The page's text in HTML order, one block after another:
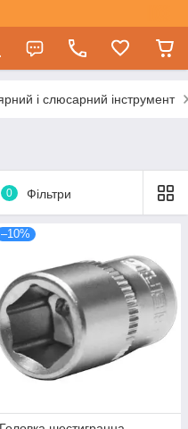
і слюсарний інструмент
0 Фільтри
–10%